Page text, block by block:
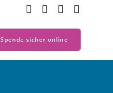
Spende sicher online